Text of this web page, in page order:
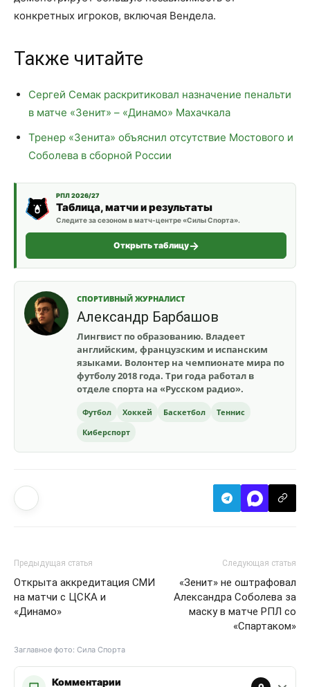
конкретных игроков, включая Вендела.
Также читайте
Сергей Семак раскритиковал назначение пенальти
в матче «Зенит» – «Динамо» Махачкала
Тренер «Зенита» объяснил отсутствие Мостового и
Соболева в сборной России
РПЛ 2026/27
Таблица, матчи и результаты
Следите за сезоном в матч-центре «Силы Спорта».
Открыть таблицу
СПОРТИВНЫЙ ЖУРНАЛИСТ
Александр Барбашов
Лингвист по образованию. Владеет
английским, французским и испанским
языками. Волонтер на чемпионате мира по
футболу 2018 года. Три года работал в
отделе спорта на «Русском радио».
Футбол Хоккей Баскетбол
Теннис
Киберспорт
Предыдущая статья
Открыта аккредитация СМИ
на матчи с ЦСКА и
«Динамо»
Следующая статья
«Зенит» не оштрафовал
Александра Соболева за
маску в матче РПЛ со
«Спартаком»
Заглавное фото: Сила Спорта
Комментарии